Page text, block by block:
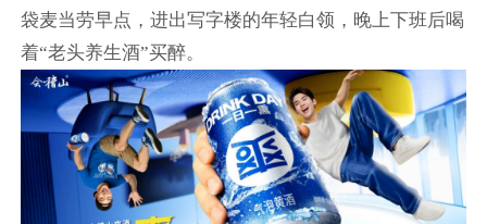
袋麦当劳早点，进出写字楼的年轻白领，晚上下班后喝
着“老头养生酒”买醉。